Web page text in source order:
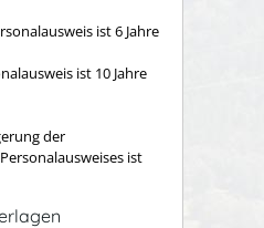
ist 6 Jahre
ist 10 Jahre
der
ist